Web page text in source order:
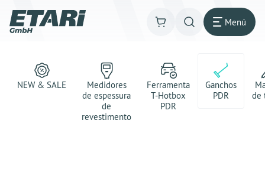
Menú
NEW & SALE
Medidores
de espessura
de
revestimento
Ferramenta
T-Hotbox
PDR
Ganchos
PDR
de